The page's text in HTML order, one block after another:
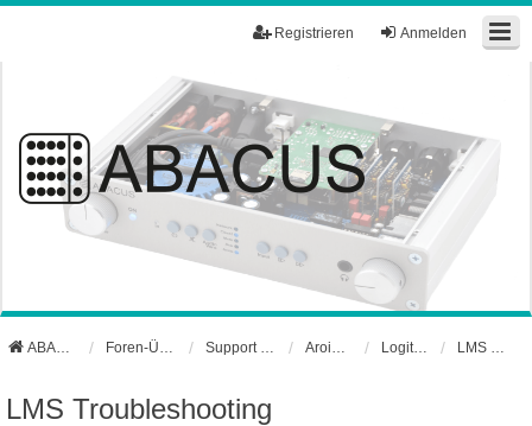
Anmelden
Registrieren
ABACUS Webseite
LMS Troubleshooting